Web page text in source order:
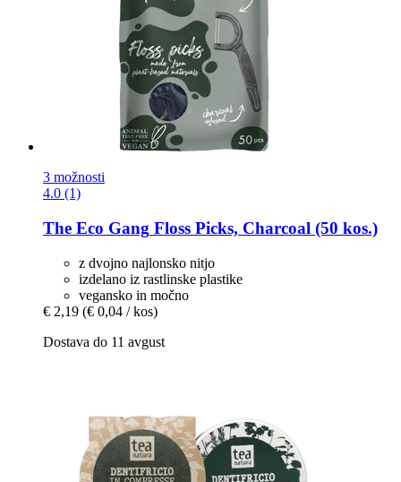
3 možnosti
4.0 (1)
The Eco Gang Floss Picks, Charcoal (50 kos.)
z dvojno najlonsko nitjo
izdelano iz rastlinske plastike
vegansko in močno
€ 2,19 (€ 0,04 / kos)
Dostava do 11 avgust